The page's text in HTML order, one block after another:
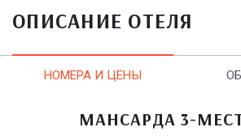
ОПИСАНИЕ ОТЕЛЯ
НОМЕРА И ЦЕНЫ
МАНСАРДА 3-